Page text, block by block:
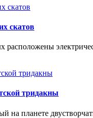
скатов
расположены
тридакны
на планете